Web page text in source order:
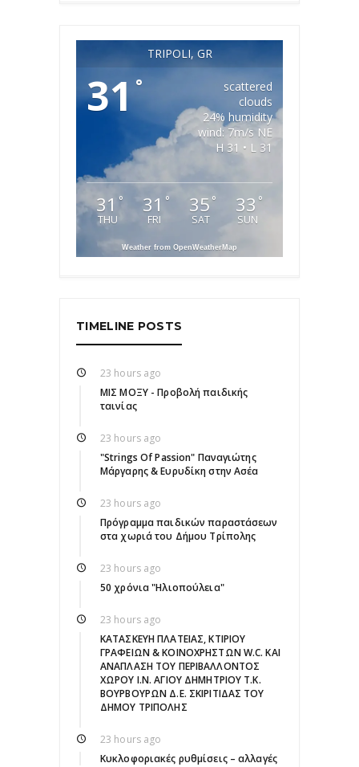
TRIPOLI, GR
31°
scattered
clouds
24% humidity
wind: 7m/s NE
H 31 • L 31
31 °
THU
31 °
FRI
35 °
SAT
33 °
SUN
Weather from OpenWeatherMap
TIMELINE POSTS
23 hours ago
ΜΙΣ ΜΟΞΥ - Προβολή παιδικής
ταινίας
23 hours ago
"Strings Of Passion" Παναγιώτης
Μάργαρης & Ευρυδίκη στην Ασέα
23 hours ago
Πρόγραμμα παιδικών παραστάσεων
στα χωριά του Δήμου Τρίπολης
23 hours ago
50 χρόνια "Ηλιοπούλεια"
23 hours ago
ΚΑΤΑΣΚΕΥΗ ΠΛΑΤΕΙΑΣ, ΚΤΙΡΙΟΥ
ΓΡΑΦΕΙΩΝ & ΚΟΙΝΟΧΡΗΣΤΩΝ W.C. ΚΑΙ
ΑΝΑΠΛΑΣΗ ΤΟΥ ΠΕΡΙΒΑΛΛΟΝΤΟΣ
ΧΩΡΟΥ Ι.Ν. ΑΓΙΟΥ ΔΗΜΗΤΡΙΟΥ Τ.Κ.
ΒΟΥΡΒΟΥΡΩΝ Δ.Ε. ΣΚΙΡΙΤΙΔΑΣ ΤΟΥ
ΔΗΜΟΥ ΤΡΙΠΟΛΗΣ
23 hours ago
Κυκλοφοριακές ρυθμίσεις – αλλαγές